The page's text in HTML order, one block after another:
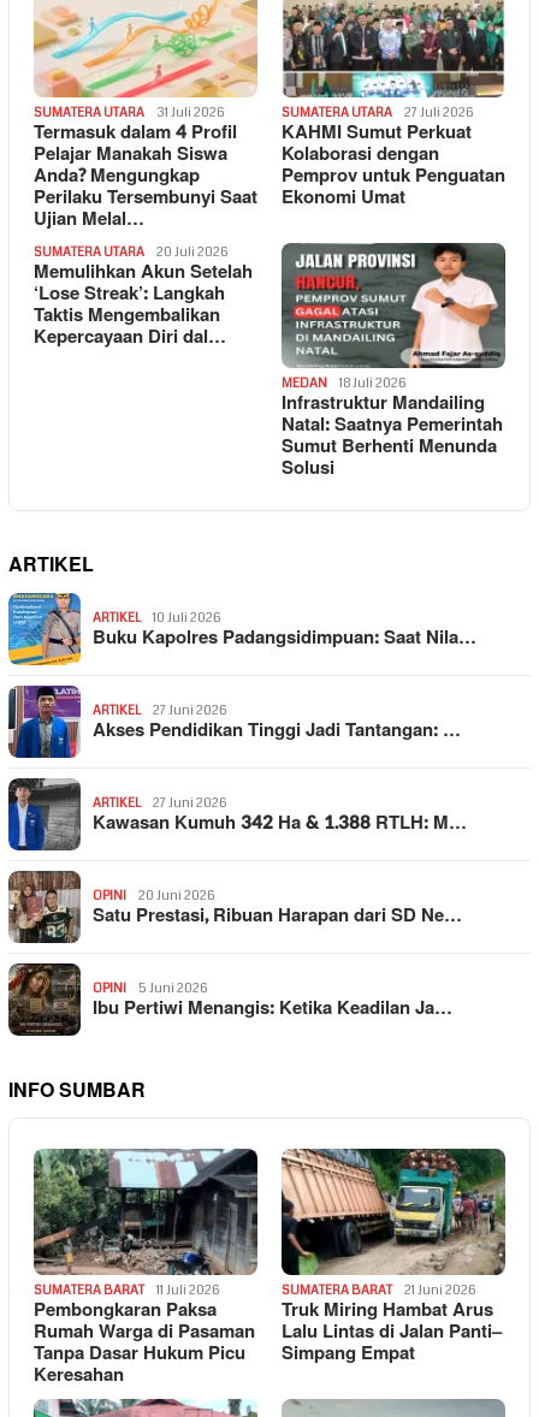
SUMATERA UTARA 31 Juli 2026
Termasuk dalam 4 Profil
Pelajar Manakah Siswa
Anda? Mengungkap
Perilaku Tersembunyi Saat
Ujian Melal…
SUMATERA UTARA 27 Juli 2026
KAHMI Sumut Perkuat
Kolaborasi dengan
Pemprov untuk Penguatan
Ekonomi Umat
SUMATERA UTARA 20 Juli 2026
Memulihkan Akun Setelah
‘Lose Streak’: Langkah
Taktis Mengembalikan
Kepercayaan Diri dal…
MEDAN 18 Juli 2026
Infrastruktur Mandailing
Natal: Saatnya Pemerintah
Sumut Berhenti Menunda
Solusi
ARTIKEL
ARTIKEL 10 Juli 2026
Buku Kapolres Padangsidimpuan: Saat Nila…
ARTIKEL 27 Juni 2026
Akses Pendidikan Tinggi Jadi Tantangan: …
ARTIKEL 27 Juni 2026
Kawasan Kumuh 342 Ha & 1.388 RTLH: M…
OPINI 20 Juni 2026
Satu Prestasi, Ribuan Harapan dari SD Ne…
OPINI 5 Juni 2026
Ibu Pertiwi Menangis: Ketika Keadilan Ja…
INFO SUMBAR
SUMATERA BARAT 11 Juli 2026
Pembongkaran Paksa
Rumah Warga di Pasaman
Tanpa Dasar Hukum Picu
Keresahan
SUMATERA BARAT 21 Juni 2026
Truk Miring Hambat Arus
Lalu Lintas di Jalan Panti–
Simpang Empat